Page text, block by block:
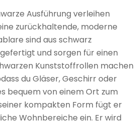
Ausführung verleihen
zurückhaltende, moderne
sind aus schwarz
und sorgen für einen
Kunststoffrollen machen
du Gläser, Geschirr oder
bequem von einem Ort zum
kompakten Form fügt er
Wohnbereiche ein. Er wird